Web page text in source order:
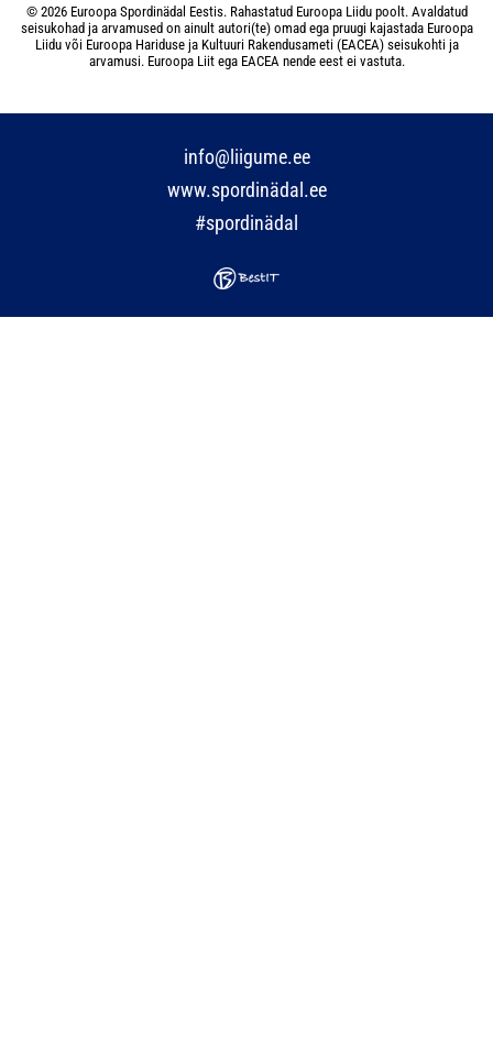
© 2026 Euroopa Spordinädal Eestis. Rahastatud Euroopa Liidu poolt. Avaldatud
seisukohad ja arvamused on ainult autori(te) omad ega pruugi kajastada Euroopa
Liidu või Euroopa Hariduse ja Kultuuri Rakendusameti (EACEA) seisukohti ja
arvamusi. Euroopa Liit ega EACEA nende eest ei vastuta.
info@liigume.ee
www.spordinädal.ee
#spordinädal